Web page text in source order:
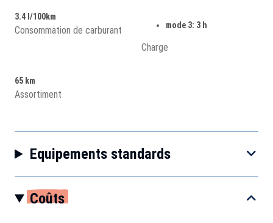
3.4 l/100km
Consommation de carburant mode 3: 3 h
Charge
65 km
Assortiment
Equipements standards
Coûts